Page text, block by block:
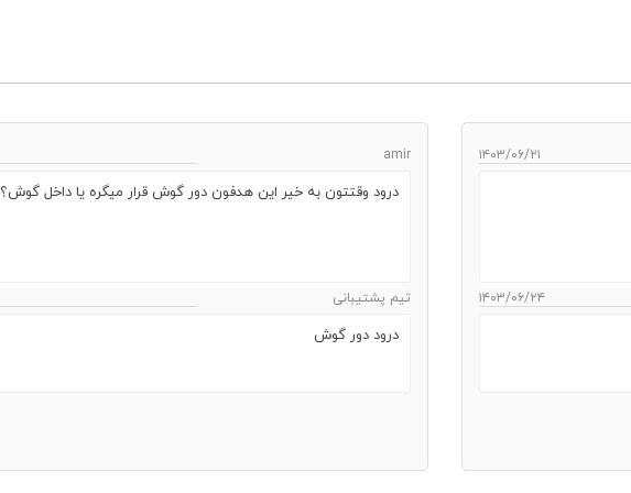
۱۴۰۳/۰۶/۲۱
۱۴۰۳/۰۶/۲۴
amir
درود وقتتون به خیر این هدفون دور گوش قرار میگره یا داخل گوش؟
تیم پشتیبانی
درود دور گوش